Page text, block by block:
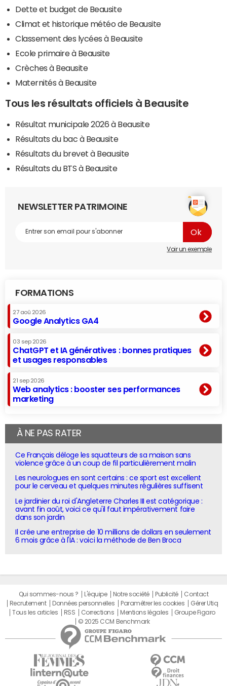
Dette et budget de Beausite
Climat et historique météo de Beausite
Classement des lycées à Beausite
Ecole primaire à Beausite
Crèches à Beausite
Maternités à Beausite
Tous les résultats officiels à Beausite
Résultat municipale 2026 à Beausite
Résultats du bac à Beausite
Résultats du brevet à Beausite
Résultats du BTS à Beausite
NEWSLETTER PATRIMOINE
Voir un exemple
FORMATIONS
27 aoû 2026
Google Analytics GA4
03 sep 2026
ChatGPT et IA génératives : bonnes pratiques
et usages responsables
21 sep 2026
Web analytics : booster ses performances
marketing
À NE PAS RATER
Ce Français déloge les squatteurs de sa maison sans
violence grâce à un coup de fil particulièrement malin
Les neurologues en sont certains : ce sport est excellent
pour le cerveau et quelques minutes régulières suffisent
Le jardinier du roi d'Angleterre Charles III est catégorique :
avant fin août, voici ce qu'il faut impérativement faire
dans son jardin
Il crée une entreprise de 10 millions de dollars en seulement
6 mois grâce à l'IA : voici la méthode de Ben Broca
Qui sommes-nous ? L'équipe Notre société Publicité
Contact
Recrutement
Données personnelles Paramétrer les cookies
Gérer Utiq
Tous les articles
RSS Corrections Mentions légales
Groupe Figaro
© 2025 CCM Benchmark